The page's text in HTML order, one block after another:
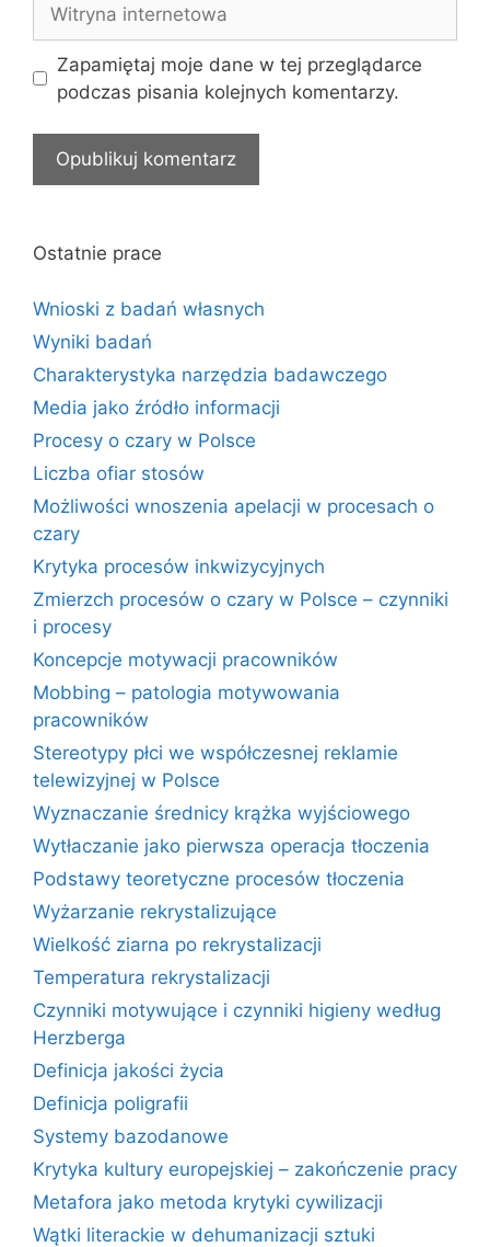
internetowa
Zapamiętaj moje dane w tej przeglądarce
podczas pisania kolejnych komentarzy.
Ostatnie prace
Wnioski z badań własnych
Wyniki badań
Charakterystyka narzędzia badawczego
Media jako źródło informacji
Procesy o czary w Polsce
Liczba ofiar stosów
Możliwości wnoszenia apelacji w procesach o
czary
Krytyka procesów inkwizycyjnych
Zmierzch procesów o czary w Polsce – czynniki
i procesy
Koncepcje motywacji pracowników
Mobbing – patologia motywowania
pracowników
Stereotypy płci we współczesnej reklamie
telewizyjnej w Polsce
Wyznaczanie średnicy krążka wyjściowego
Wytłaczanie jako pierwsza operacja tłoczenia
Podstawy teoretyczne procesów tłoczenia
Wyżarzanie rekrystalizujące
Wielkość ziarna po rekrystalizacji
Temperatura rekrystalizacji
Czynniki motywujące i czynniki higieny według
Herzberga
Definicja jakości życia
Definicja poligrafii
Systemy bazodanowe
Krytyka kultury europejskiej – zakończenie pracy
Metafora jako metoda krytyki cywilizacji
Wątki literackie w dehumanizacji sztuki